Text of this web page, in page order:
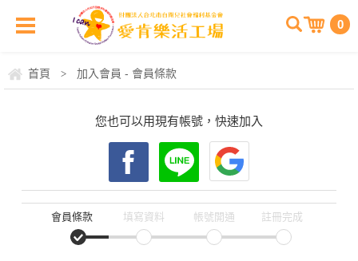
0
首頁 > 加入會員 - 會員條款
您也可以用現有帳號，快速加入
會員條款 填寫資料 帳號開通 註冊完成